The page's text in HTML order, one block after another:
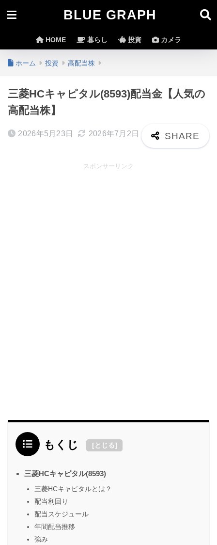
BLUE GRAPH
HOME 暮らし 投資 カメラ
ホーム 投資 高配当株
三菱HCキャピタル(8593)配当金【人気の
高配当株】
2026年5月23日 2026年7月2日
スポンサーリンク
もくじ [とじる]
三菱HCキャピタル(8593)
三菱HCキャピタルとは？
配当利回り
配当スケジュール
年間配当推移
強み